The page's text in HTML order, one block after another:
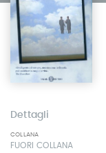
Dettagli
COLLANA
FUORI COLLANA